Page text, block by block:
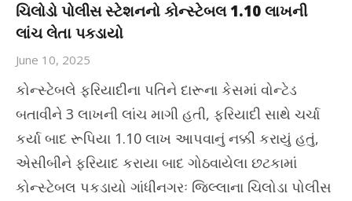
ચિલોડો પોલીસ સ્ટેશનનો કોન્સ્ટેબલ 1.10 લાખની
લાંચ લેતા પકડાયો
June 10, 2025
કોન્સ્ટેબલે ફરિયાદીના પતિને દારૂના કેસમાં વોન્ટેડ
બતાવીને 3 લાખની લાંચ માગી હતી, ફરિયાદી સાથે ચર્ચા
કર્યા બાદ રૂપિયા 1.10 લાખ આપવાનું નક્કી કરાયું હતું,
એસીબીને ફરિયાદ કરાયા બાદ ગોઠવાયેલા છટકામાં
કોન્સ્ટેબલ પકડાયો ગાંધીનગરઃ જિલ્લાના ચિલોડા પોલીસ